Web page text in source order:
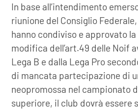
In base all’intendimento
riunione del Consiglio
hanno condiviso e approvato
modifica dell’art.49 delle Noif
Lega B e dalla Lega Pro
di mancata partecipazione di
neopromossa nel campionato
superiore, il club dovrà essere